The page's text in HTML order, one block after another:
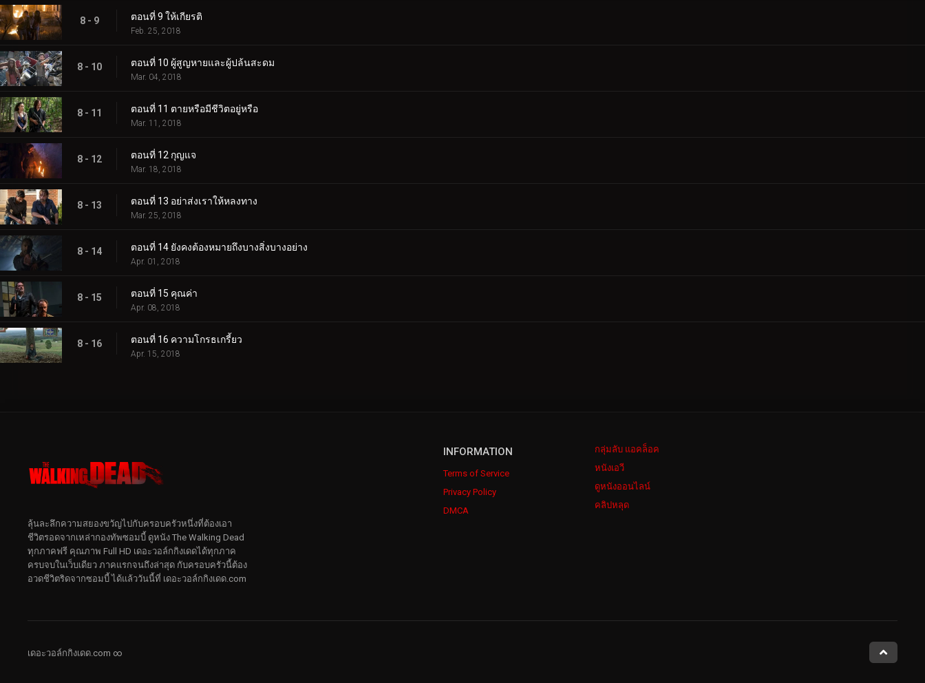
8 - 9 ตอนที่ 9 ให้เกียรติ
Feb. 25, 2018
8 - 10 ตอนที่ 10 ผู้สูญหายและผู้ปล้นสะดม
Mar. 04, 2018
8 - 11 ตอนที่ 11 ตายหรือมีชีวิตอยู่หรือ
Mar. 11, 2018
8 - 12 ตอนที่ 12 กุญแจ
Mar. 18, 2018
8 - 13 ตอนที่ 13 อย่าส่งเราให้หลงทาง
Mar. 25, 2018
8 - 14 ตอนที่ 14 ยังคงต้องหมายถึงบางสิ่งบางอย่าง
Apr. 01, 2018
8 - 15 ตอนที่ 15 คุณค่า
Apr. 08, 2018
8 - 16 ตอนที่ 16 ความโกรธเกรี้ยว
Apr. 15, 2018
INFORMATION
Terms of Service
Privacy Policy
DMCA
กลุ่มลับ แอคล็อค
หนังเอวี
ดูหนังออนไลน์
คลิปหลุด
ลุ้นละลึกความสยองขวัญไปกับครอบครัวหนึ่งที่ต้องเอา
ชีวิตรอดจากเหล่ากองทัพซอมบี้ ดูหนัง The Walking Dead
ทุกภาคฟรี คุณภาพ Full HD เดอะวอล์กกิงเดดได้ทุกภาค
ครบจบในเว็บเดียว ภาคแรกจนถึงล่าสุด กับครอบครัวนี้ต้อง
อวดชีวิตริดจากซอมบี้ ได้แล้ววันนี้ที่ เดอะวอล์กกิงเดด.com
เดอะวอล์กกิงเดด.com ∞